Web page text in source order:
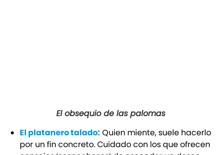
El obsequio de las palomas
El platanero talado: Quien miente, suele hacerlo
por un fin concreto. Cuidado con los que ofrecen